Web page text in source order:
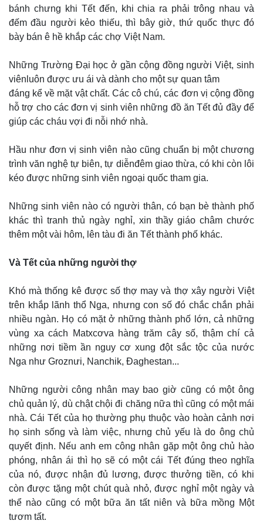
Bóng đá
Lịch thi đấu bóng đá
Thế giới thể thao
eSports
Hậu trường
Ô tô
Xe máy
Tư vấn
bánh chưng khi Tết đến, khi chia ra phải trông nhau và
đếm đầu người kẻo thiếu, thì bây giờ, thứ quốc thực đó
bày bán ê hề khắp các chợ Việt Nam.
Những Trường Đại học ở gần cộng đồng người Việt, sinh
viênluôn được ưu ái và dành cho một sự quan tâm
đáng kể về mặt vật chất. Các cô chú, các đơn vị cộng đồng
hỗ trợ cho các đơn vị sinh viên những đồ ăn Tết đủ đầy để
giúp các cháu vợi đi nỗi nhớ nhà.
Hầu như đơn vị sinh viên nào cũng chuẩn bị một chương
trình văn nghệ tự biên, tự diễnđêm giao thừa, có khi còn lôi
kéo được những sinh viên ngoại quốc tham gia.
Những sinh viên nào có người thân, có bạn bè thành phố
khác thì tranh thủ ngày nghỉ, xin thầy giáo châm chước
thêm một vài hôm, lên tàu đi ăn Tết thành phố khác.
Và Tết của những người thợ
Khó mà thống kê được số thợ may và thợ xây người Việt
trên khắp lãnh thổ Nga, nhưng con số đó chắc chắn phải
nhiều ngàn. Họ có mặt ở những thành phố lớn, cả những
vùng xa cách Matxcơva hàng trăm cây số, thậm chí cả
những nơi tiềm ần nguy cơ xung đột sắc tộc của nước
Nga như Groznưi, Nanchik, Đaghestan...
Những người công nhân may bao giờ cũng có một ông
chủ quản lý, dù chật chội đi chăng nữa thì cũng có một mái
nhà. Cái Tết của họ thường phụ thuộc vào hoàn cảnh nơi
họ sinh sống và làm việc, nhưng chủ yếu là do ông chủ
quyết định. Nếu anh em công nhân gặp một ông chủ hào
phóng, nhân ái thì họ sẽ có một cái Tết đúng theo nghĩa
của nó, được nhận đủ lương, được thưởng tiền, có khi
còn được tặng một chút quà nhỏ, được nghỉ một ngày và
thể nào cũng có một bữa ăn tất niên và bữa mồng Một
tươm tất.